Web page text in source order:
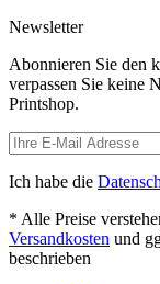
Newsletter
Abonnieren Sie den
verpassen Sie keine
Printshop.
Ich habe die
* Alle Preise
Versandkosten und
beschrieben